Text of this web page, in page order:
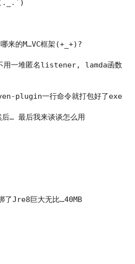
(._.`)
来的M…VC框架(+_+)?
用一堆匿名listener, lamda函数
plugin一行命令就打包好了exe
… 最后我来谈谈怎么用
了Jre8巨大无比…40MB